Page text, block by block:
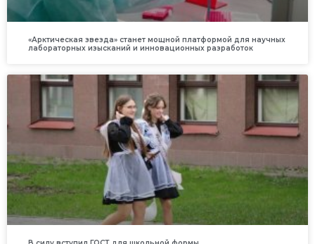
«Арктическая звезда» станет мощной платформой для научных
лабораторных изысканий и инновационных разработок